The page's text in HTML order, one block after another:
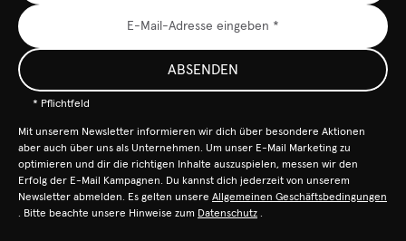
ABSENDEN
* Pflichtfeld
Mit unserem Newsletter informieren wir dich über besondere Aktionen
aber auch über uns als Unternehmen. Um unser E-Mail Marketing zu
optimieren und dir die richtigen Inhalte auszuspielen, messen wir den
Erfolg der E-Mail Kampagnen. Du kannst dich jederzeit von unserem
Newsletter abmelden. Es gelten unsere Allgemeinen Geschäftsbedingungen
. Bitte beachte unsere Hinweise zum Datenschutz .